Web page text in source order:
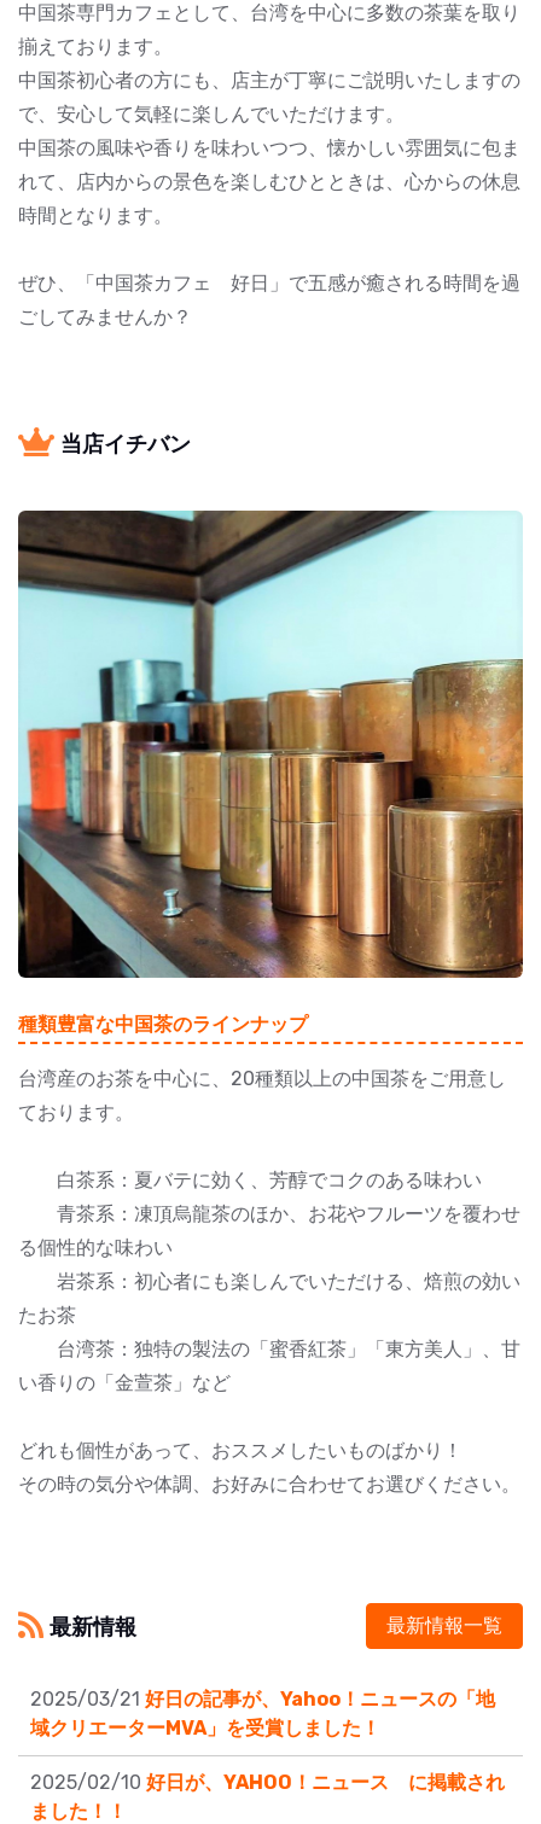
中国茶専門カフェとして、台湾を中心に多数の茶葉を取り
揃えております。
中国茶初心者の方にも、店主が丁寧にご説明いたしますの
で、安心して気軽に楽しんでいただけます。
中国茶の風味や香りを味わいつつ、懐かしい雰囲気に包ま
れて、店内からの景色を楽しむひとときは、心からの休息
時間となります。
ぜひ、「中国茶カフェ 好日」で五感が癒される時間を過
ごしてみませんか？
当店イチバン
種類豊富な中国茶のラインナップ
台湾産のお茶を中心に、20種類以上の中国茶をご用意し
ております。
白茶系：夏バテに効く、芳醇でコクのある味わい
青茶系：凍頂烏龍茶のほか、お花やフルーツを覆わせ
る個性的な味わい
岩茶系：初心者にも楽しんでいただける、焙煎の効い
たお茶
台湾茶：独特の製法の「蜜香紅茶」「東方美人」、甘
い香りの「金萱茶」など
どれも個性があって、おススメしたいものばかり！
その時の気分や体調、お好みに合わせてお選びください。
最新情報 最新情報一覧
2025/03/21 好日の記事が、Yahoo！ニュースの「地
域クリエーターMVA」を受賞しました！
2025/02/10 好日が、YAHOO！ニュース に掲載され
ました！！